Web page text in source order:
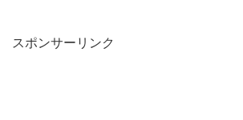
スポンサーリンク